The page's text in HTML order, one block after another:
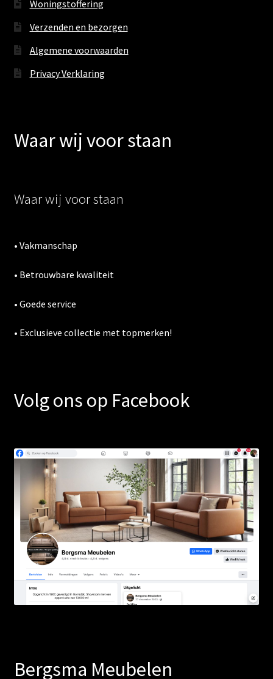
Woningstoffering
Verzenden en bezorgen
Algemene voorwaarden
Privacy Verklaring
Waar wij voor staan
Waar wij voor staan
• Vakmanschap
• Betrouwbare kwaliteit
• Goede service
• Exclusieve collectie met topmerken!
Volg ons op Facebook
Bergsma Meubelen